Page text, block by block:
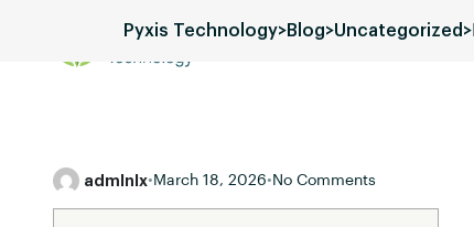
Services Pricing
Pyxis Technology>Blog>Uncategorized >
admlnlx• March 18, 2026• No Comments